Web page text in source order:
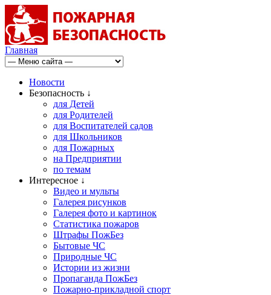
Главная
Новости
Безопасность ↓
для Детей
для Родителей
для Воспитателей садов
для Школьников
для Пожарных
на Предприятии
по темам
Интересное ↓
Видео и мульты
Галерея рисунков
Галерея фото и картинок
Статистика пожаров
Штрафы ПожБез
Бытовые ЧС
Природные ЧС
Истории из жизни
Пропаганда ПожБез
Пожарно-прикладной спорт